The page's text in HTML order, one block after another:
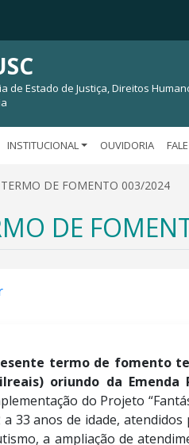
de Estado de Justiça, Direitos
INSTITUCIONAL OUVIDORIA
TERMO DE FOMENTO 003/2024
DE
termo de fomento
oriundo da Emenda
do Projeto
a 33 anos de idade,
a ampliação de